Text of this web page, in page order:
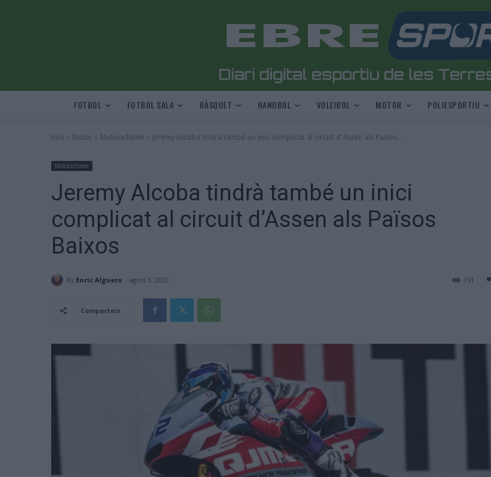
FUTBOL FUTBOL SALA BÀSQUET HANDBOL VOLEIBOL MOTOR POLIESPORTIU
Inici Motor Motociclisme Jeremy Alcoba tindrà també un inici complicat al circuit d'Assen als Països...
Motociclisme
Jeremy Alcoba tindrà també un inici
complicat al circuit d’Assen als Països
Baixos
By Enric Alguero agost 3, 2023 151
Comparteix